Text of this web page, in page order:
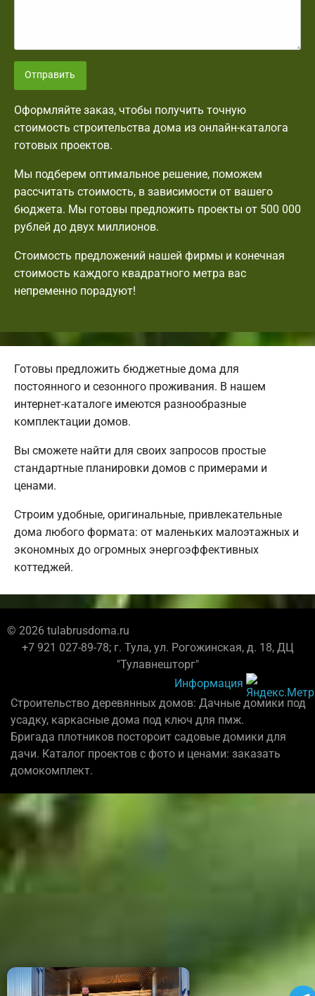
Отправить
Оформляйте заказ, чтобы получить точную
стоимость строительства дома из онлайн-каталога
готовых проектов.
Мы подберем оптимальное решение, поможем
рассчитать стоимость, в зависимости от вашего
бюджета. Мы готовы предложить проекты от 500 000
рублей до двух миллионов.
Стоимость предложений нашей фирмы и конечная
стоимость каждого квадратного метра вас
непременно порадуют!
Готовы предложить бюджетные дома для
постоянного и сезонного проживания. В нашем
интернет-каталоге имеются разнообразные
комплектации домов.
Вы сможете найти для своих запросов простые
стандартные планировки домов с примерами и
ценами.
Строим удобные, оригинальные, привлекательные
дома любого формата: от маленьких малоэтажных и
экономных до огромных энергоэффективных
коттеджей.
© 2026 tulabrusdoma.ru
+7 921 027-89-78; г. Тула, ул. Рогожинская, д. 18, ДЦ
"Тулавнешторг"
Информация
Строительство деревянных домов: Дачные домики под
усадку, каркасные дома под ключ для пмж.
Бригада плотников постороит садовые домики для
дачи. Каталог проектов с фото и ценами: заказать
домокомплект.